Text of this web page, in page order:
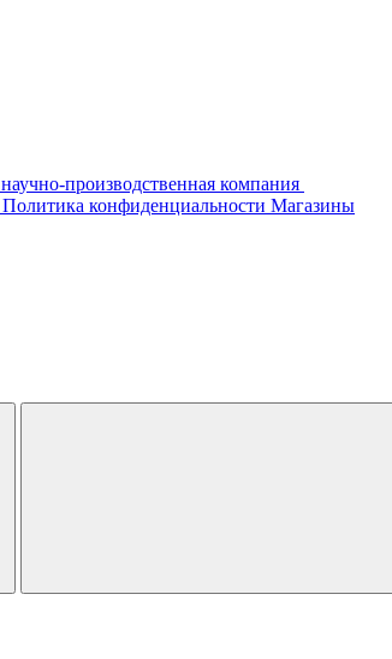
научно-производственная компания
Политика конфиденциальности Магазины